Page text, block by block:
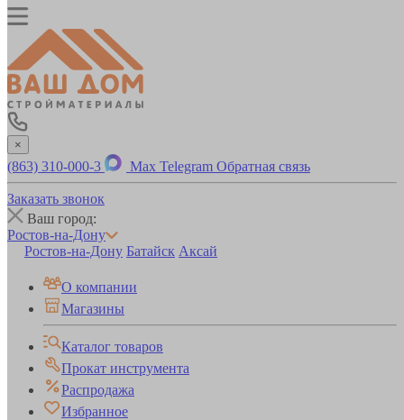
×
(863) 310-000-3 Max Telegram Обратная связь
Заказать звонок
Ваш город:
Ростов-на-Дону
Ростов-на-Дону Батайск Аксай
О компании
Магазины
Каталог товаров
Прокат инструмента
Распродажа
Избранное